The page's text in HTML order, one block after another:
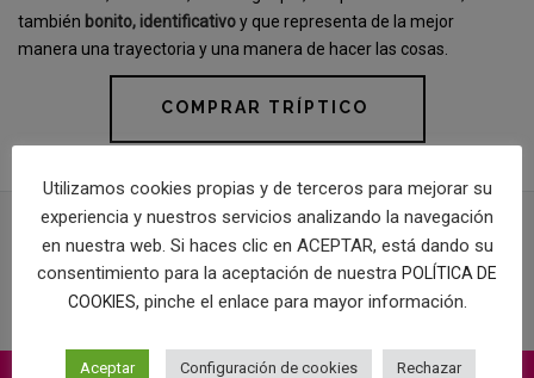
también bonito, identificativoy que representa de la mejor
manera una trayectoria y una manera de hacer las cosas.
COMPRAR TRÍPTICO
PROYECTOS RELACIONADOS
Utilizamos cookies propias y de terceros para mejorar su
experiencia y nuestros servicios analizando la navegación
en nuestra web. Si haces clic en ACEPTAR, está dando su
consentimiento para la aceptación de nuestra POLÍTICA DE
COOKIES, pinche el enlace para mayor información.
Aceptar Configuración de cookies Rechazar